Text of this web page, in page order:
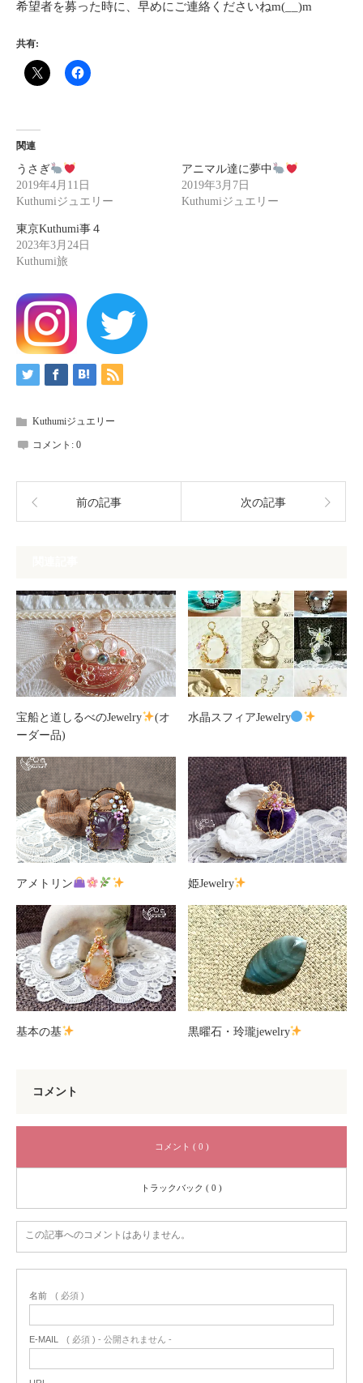
希望者を募った時に、早めにご連絡くださいねm(__)m
共有:
関連
うさぎ
2019年4月11日
Kuthumiジュエリー
アニマル達に夢中
2019年3月7日
Kuthumiジュエリー
東京Kuthumi事４
2023年3月24日
Kuthumi旅
Kuthumiジュエリー
コメント: 0
前の記事 次の記事
宝船と道しるべのJewelry
(オ
ーダー品)
水晶スフィアJewelry
アメトリン 姫Jewelry
基本の基 黒曜石・玲瓏jewelry
コメント
コメント ( 0 )
トラックバック ( 0 )
この記事へのコメントはありません。
名前 ( 必須 )
E-MAIL ( 必須 ) - 公開されません -